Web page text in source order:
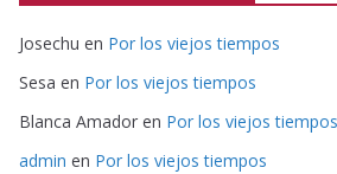
Josechu en Por los viejos tiempos
Sesa en Por los viejos tiempos
Blanca Amador en Por los viejos tiempos
admin en Por los viejos tiempos